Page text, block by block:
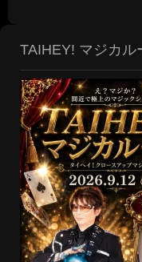
TAIHEY! マジカル